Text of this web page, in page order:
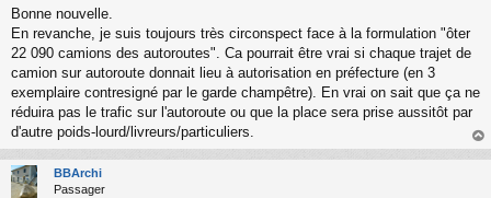
e
s
s
g
e
n
o
n
l
u
Bonne nouvelle.
En revanche, je suis toujours très circonspect face à la formulation "ôter
22 090 camions des autoroutes". Ca pourrait être vrai si chaque trajet de
camion sur autoroute donnait lieu à autorisation en préfecture (en 3
exemplaire contresigné par le garde champêtre). En vrai on sait que ça ne
réduira pas le trafic sur l'autoroute ou que la place sera prise aussitôt par
d'autre poids-lourd/livreurs/particuliers.
au
BBArchi
Passager